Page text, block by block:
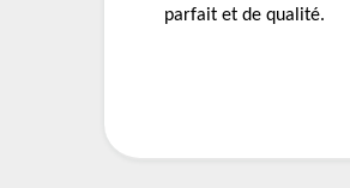
parfait et de qualité.